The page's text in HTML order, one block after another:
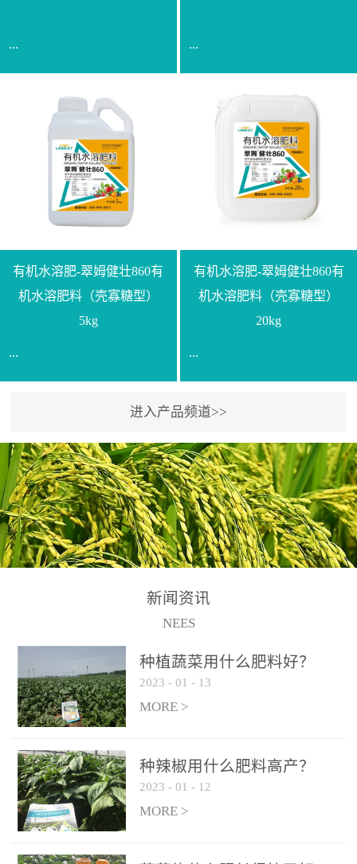
...
【通用名称】脲甲醛缓释
氮肥【产品形态】水剂
【产品规格】1000g【技术
指标】N≥330g/L【企业标
准】Q/LML O01-2022【使
用方法】1、飞防：每亩
复配其他农药、肥料并提
高药效，间隔2-3周，可连
释均匀喷施苗床;移栽前一
天，用同样方法再喷施一
次。移栽前使用，储存在
苗株体内，移栽后，逐步
释放并快速补充营养。3、
作为补氮肥使用：30-100
倍喷施，在开花前期、幼
果期及采摘后各施一次，
间隔2-3周喷施一次。4、
作为叶面肥喷施使用：稀
周喷施一次。5、冲施及滴
灌：亩用量2-3公斤，冲施
进水75%后再进肥效果更
佳。
...
【通用名称】微生物菌剂
【产品剂型】颗粒【产品
规格】20kg【技术指标】
有效活菌数≥10.0亿/克【增
效物质】有机质≥40%;小分
子有机碳≥23%;壳寡糖
底肥：亩用本品40kg-
100kg可替代有机肥，配合
与复合肥、水溶肥或细土
混均后沟施、穴施、撒施
均可。3、沟施穴施:幼树
环状沟施，每棵用150-
200g，成年树放射状沟
施，每棵用0.5kg-1kg，可
拌肥施，也可拌土施。4、
拌苗床土：每平方米苗床
土用本品1kg-2kg与苗床土
混匀后播种。5、园林盆
土用本品30g-50g追肥或作
底肥。
有机水溶肥-翠姆健壮860有
机水溶肥料（壳寡糖型）
5kg
...
【通用名称】有机水溶肥
料【产品剂型】水剂【产
品规格】5kg、20kg【技术
指标】有机质≥200g/L、
N+K2O70g/L、PH:6.5-
8.5、水不溶物≤50g/L【执
行标准】NY/T3831-
(2019)准字15306号【使用
灌及无土栽培和营养液的
配方施肥。1、苗期冲施、
滴灌:3-5kg/亩/次(45-75kg/
公顷/次)。2、花前花后或
生长前期︰冲施、滴灌2.5-
5kg/亩/次配合大量元素水
溶肥一起使用，花芽、花
苞饱满，座果率高。3、幼
有机水溶肥-翠姆健壮860有
机水溶肥料（壳寡糖型）
20kg
...
【通用名称】有机水溶肥
料【产品剂型】水剂【产
品规格】5kg、20kg【技术
指标】有机质≥200g/L、
N+K2O70g/L、PH:6.5-
8.5、水不溶物≤50g/L【执
行标准】NY/T3831-
(2019)准字15306号【使用
方法】适合于基施、追
灌及无土栽培和营养液的
配方施肥。1、苗期冲施、
5kg/亩/次配合大量元素水
进入产品频道>>
新闻资讯
NEES
种植蔬菜用什么肥料好？
2023 - 01 - 13
MORE >
种辣椒用什么肥料高产？
2023 - 01 - 12
MORE >